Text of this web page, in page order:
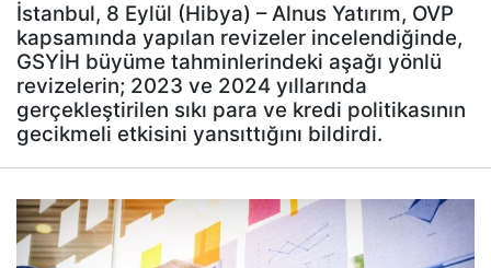
İstanbul, 8 Eylül (Hibya) – Alnus Yatırım, OVP
kapsamında yapılan revizeler incelendiğinde,
GSYİH büyüme tahminlerindeki aşağı yönlü
revizelerin; 2023 ve 2024 yıllarında
gerçekleştirilen sıkı para ve kredi politikasının
gecikmeli etkisini yansıttığını bildirdi.